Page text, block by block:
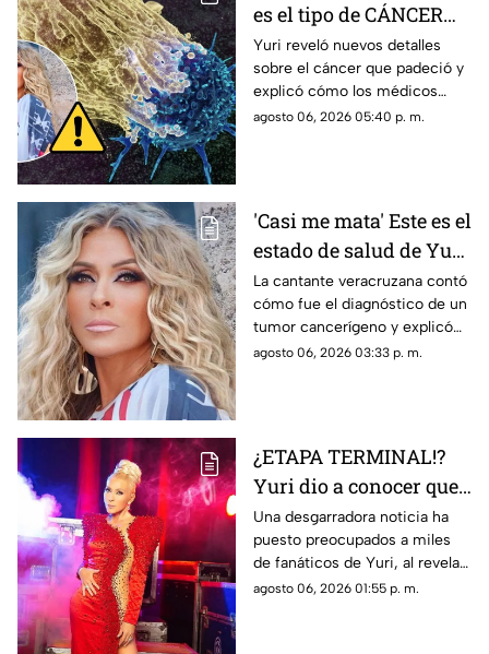
es el tipo de CÁNCER
que le diagnosticaron a
Yuri
Yuri reveló nuevos detalles
sobre el cáncer que padeció y
explicó cómo los médicos
encontraron un pequeño
agosto 06, 2026 05:40 p. m.
'Casi me mata' Este es el
estado de salud de Yuri
tras confirmar un
TUMOR cancerígeno
La cantante veracruzana contó
cómo fue el diagnóstico de un
tumor cancerígeno y explicó
cuál es su estado de salud.
agosto 06, 2026 03:33 p. m.
¿ETAPA TERMINAL!?
Yuri dio a conocer que
fue diagnosticada con
cáncer; esto se sabe
Una desgarradora noticia ha
puesto preocupados a miles
de fanáticos de Yuri, al revelar
que fue diagnosticada con
agosto 06, 2026 01:55 p. m.